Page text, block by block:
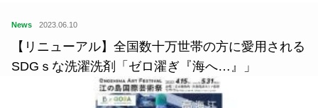
News 2023.06.10
【リニューアル】全国数十万世帯の方に愛用される
SDGｓな洗濯洗剤「ゼロ濯ぎ『海へ…』」